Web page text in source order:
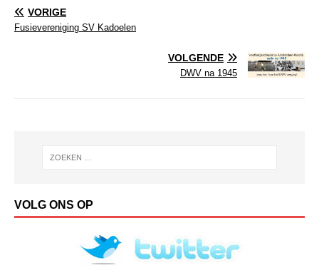
VORIGE
Fusievereniging SV Kadoelen
VOLGENDE
DWV na 1945
VOLG ONS OP